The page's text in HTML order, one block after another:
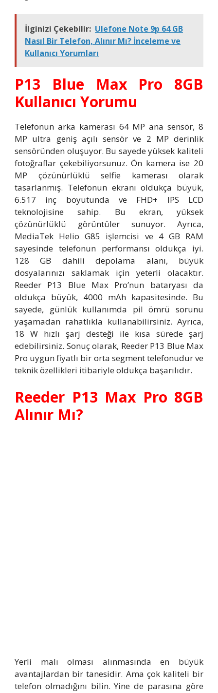
İlginizi Çekebilir: Ulefone Note 9p 64 GB
Nasıl Bir Telefon, Alınır Mı? İnceleme ve
Kullanıcı Yorumları
P13 Blue Max Pro 8GB
Kullanıcı Yorumu
Telefonun arka kamerası 64 MP ana sensör, 8
MP ultra geniş açılı sensör ve 2 MP derinlik
sensöründen oluşuyor. Bu sayede yüksek kaliteli
fotoğraflar çekebiliyorsunuz. Ön kamera ise 20
MP çözünürlüklü selfie kamerası olarak
tasarlanmış. Telefonun ekranı oldukça büyük,
6.517 inç boyutunda ve FHD+ IPS LCD
teknolojisine sahip. Bu ekran, yüksek
çözünürlüklü görüntüler sunuyor. Ayrıca,
MediaTek Helio G85 işlemcisi ve 4 GB RAM
sayesinde telefonun performansı oldukça iyi.
128 GB dahili depolama alanı, büyük
dosyalarınızı saklamak için yeterli olacaktır.
Reeder P13 Blue Max Pro’nun bataryası da
oldukça büyük, 4000 mAh kapasitesinde. Bu
sayede, günlük kullanımda pil ömrü sorunu
yaşamadan rahatlıkla kullanabilirsiniz. Ayrıca,
18 W hızlı şarj desteği ile kısa sürede şarj
edebilirsiniz. Sonuç olarak, Reeder P13 Blue Max
Pro uygun fiyatlı bir orta segment telefonudur ve
teknik özellikleri itibariyle oldukça başarılıdır.
Reeder P13 Max Pro 8GB
Alınır Mı?
Yerli malı olması alınmasında en büyük
avantajlardan bir tanesidir. Ama çok kaliteli bir
telefon olmadığını bilin. Yine de parasına göre